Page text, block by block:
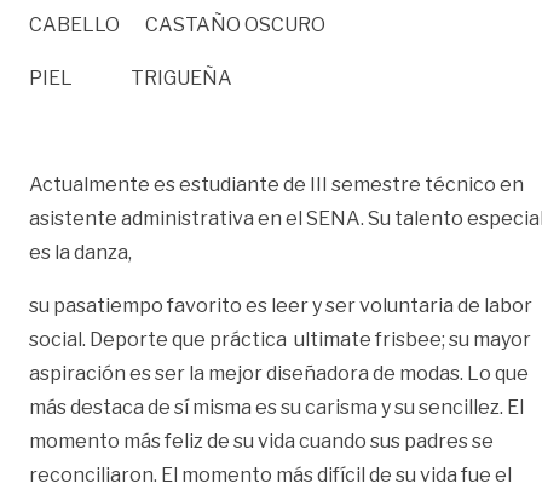
CABELLO CASTAÑO OSCURO
PIEL TRIGUEÑA
Actualmente es estudiante de III semestre técnico en
asistente administrativa en el SENA. Su talento
es la danza,
su pasatiempo favorito es leer y ser voluntaria de labor
social. Deporte que práctica ultimate frisbee; su mayor
aspiración es ser la mejor diseñadora de modas. Lo que
más destaca de sí misma es su carisma y su sencillez. El
momento más feliz de su vida cuando sus padres se
reconciliaron. El momento más difícil de su vida fue el